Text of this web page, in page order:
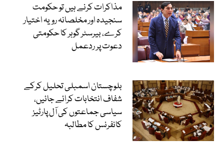
مذاکرات کرنے ہیں تو حکومت
سنجیدہ اور مخلصانہ رویہ اختیار
کرے، بیرسٹر گوہر کا حکومتی
دعوت پر ردعمل
بلوچستان اسمبلی تحلیل کرکے
شفاف انتخابات کرائے جائیں،
سیاسی جماعتوں کی آل پارٹیز
کانفرنس کا مطالبہ